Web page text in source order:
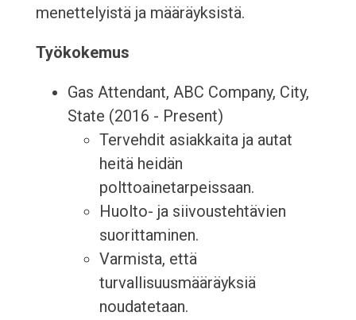
menettelyistä ja määräyksistä.
Työkokemus
Gas Attendant, ABC Company, City,
State (2016 - Present)
Tervehdit asiakkaita ja autat
heitä heidän
polttoainetarpeissaan.
Huolto- ja siivoustehtävien
suorittaminen.
Varmista, että
turvallisuusmääräyksiä
noudatetaan.